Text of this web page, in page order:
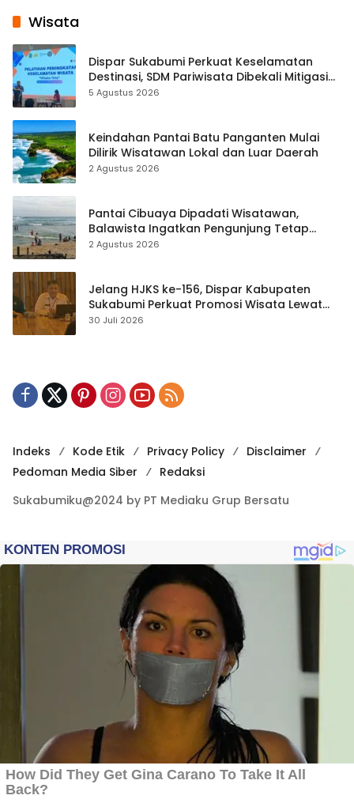
Wisata
Dispar Sukabumi Perkuat Keselamatan
Destinasi, SDM Pariwisata Dibekali Mitigasi
hingga Teknik Evakuasi
5 Agustus 2026
Keindahan Pantai Batu Panganten Mulai
Dilirik Wisatawan Lokal dan Luar Daerah
2 Agustus 2026
Pantai Cibuaya Dipadati Wisatawan,
Balawista Ingatkan Pengunjung Tetap
Waspada
2 Agustus 2026
Jelang HJKS ke-156, Dispar Kabupaten
Sukabumi Perkuat Promosi Wisata Lewat
Publikasi Digital
30 Juli 2026
Indeks Kode Etik Privacy Policy
Disclaimer
Pedoman Media Siber
Redaksi
Sukabumiku@2024 by PT Mediaku Grup Bersatu